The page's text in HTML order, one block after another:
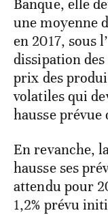
Banque, elle
une moyenne
en 2017, sous
dissipation
prix des
volatiles qui
hausse prévue
En revanche,
hausse ses
attendu pour
1,2% prévu